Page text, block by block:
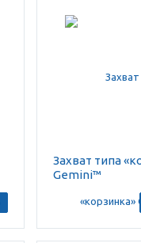
Захват типа
Gemini™